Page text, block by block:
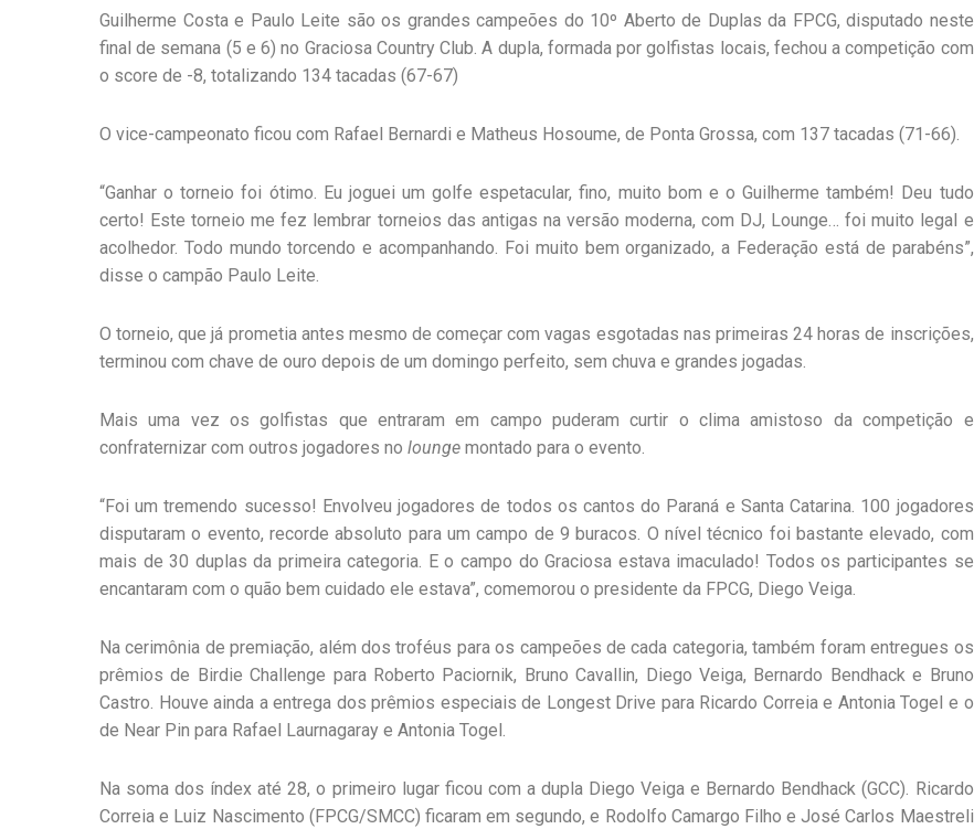
Guilherme Costa e Paulo Leite são os grandes campeões do 10º Aberto de Duplas da FPCG, disputado neste
final de semana (5 e 6) no Graciosa Country Club. A dupla, formada por golfistas locais, fechou a competição com
o score de -8, totalizando 134 tacadas (67-67)
O vice-campeonato ficou com Rafael Bernardi e Matheus Hosoume, de Ponta Grossa, com 137 tacadas (71-66).
“Ganhar o torneio foi ótimo. Eu joguei um golfe espetacular, fino, muito bom e o Guilherme também! Deu tudo
certo! Este torneio me fez lembrar torneios das antigas na versão moderna, com DJ, Lounge… foi muito legal e
acolhedor. Todo mundo torcendo e acompanhando. Foi muito bem organizado, a Federação está de parabéns”,
disse o campão Paulo Leite.
O torneio, que já prometia antes mesmo de começar com vagas esgotadas nas primeiras 24 horas de inscrições,
terminou com chave de ouro depois de um domingo perfeito, sem chuva e grandes jogadas.
Mais uma vez os golfistas que entraram em campo puderam curtir o clima amistoso da competição e
confraternizar com outros jogadores no lounge montado para o evento.
“Foi um tremendo sucesso! Envolveu jogadores de todos os cantos do Paraná e Santa Catarina. 100 jogadores
disputaram o evento, recorde absoluto para um campo de 9 buracos. O nível técnico foi bastante elevado, com
mais de 30 duplas da primeira categoria. E o campo do Graciosa estava imaculado! Todos os participantes se
encantaram com o quão bem cuidado ele estava”, comemorou o presidente da FPCG, Diego Veiga.
Na cerimônia de premiação, além dos troféus para os campeões de cada categoria, também foram entregues os
prêmios de Birdie Challenge para Roberto Paciornik, Bruno Cavallin, Diego Veiga, Bernardo Bendhack e Bruno
Castro. Houve ainda a entrega dos prêmios especiais de Longest Drive para Ricardo Correia e Antonia Togel e o
de Near Pin para Rafael Laurnagaray e Antonia Togel.
Na soma dos índex até 28, o primeiro lugar ficou com a dupla Diego Veiga e Bernardo Bendhack (GCC). Ricardo
Correia e Luiz Nascimento (FPCG/SMCC) ficaram em segundo, e Rodolfo Camargo Filho e José Carlos Maestreli